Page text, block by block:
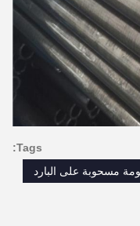
Tags:
مسحوبة على البارد